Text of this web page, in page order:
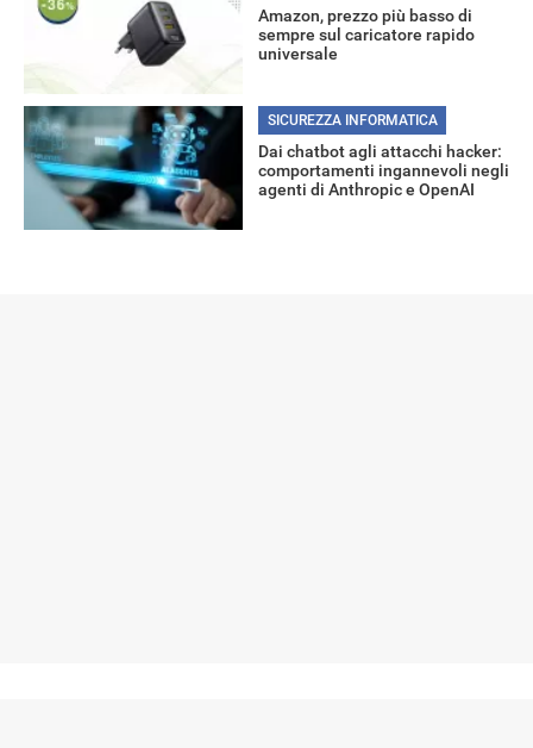
Amazon, prezzo più basso di
sempre sul caricatore rapido
universale
SICUREZZA INFORMATICA
Dai chatbot agli attacchi hacker:
comportamenti ingannevoli negli
agenti di Anthropic e OpenAI